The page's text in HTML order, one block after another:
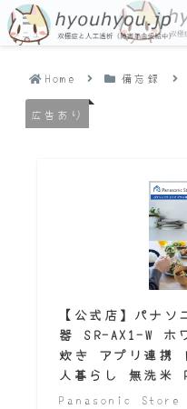
Home 備忘録
広告あり
【公式店】パナ
器 SR-AX1-W
炊き アプリ連携
人暮らし 無洗米
Panasonic Store
メニュー